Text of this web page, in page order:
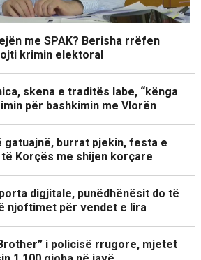
me SPAK? Berisha rrëfen
krimin elektoral
skena e traditës labe, “kënga
për bashkimin me Vlorën
gatuajnë, burrat pjekin, festa e
Korçës me shijen korçare
digjitale, punëdhënësit do të
njoftimet për vendet e lira
i policisë rrugore, mjetet